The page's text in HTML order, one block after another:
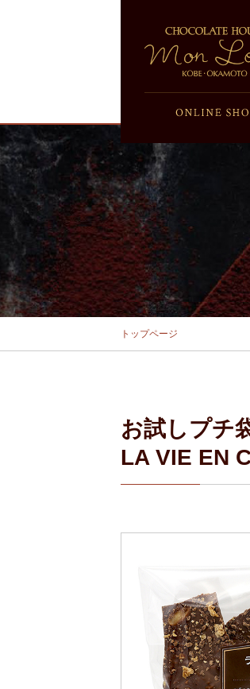
トップページ
お試しプチ
LA VIE EN